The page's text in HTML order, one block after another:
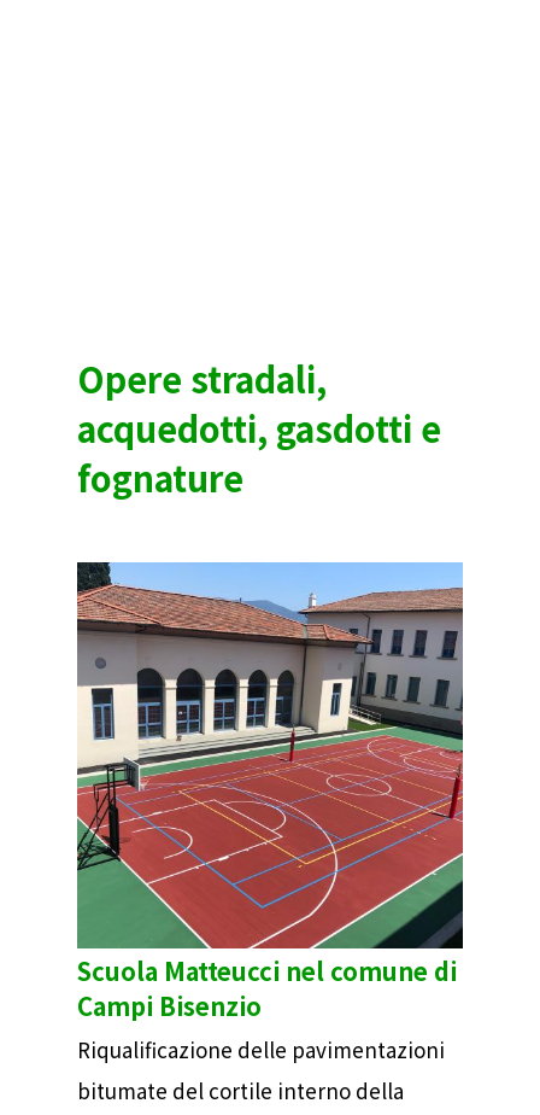
Opere stradali,
acquedotti, gasdotti e
fognature
Scuola Matteucci nel comune di
Campi Bisenzio
Riqualificazione delle pavimentazioni
bitumate del cortile interno della